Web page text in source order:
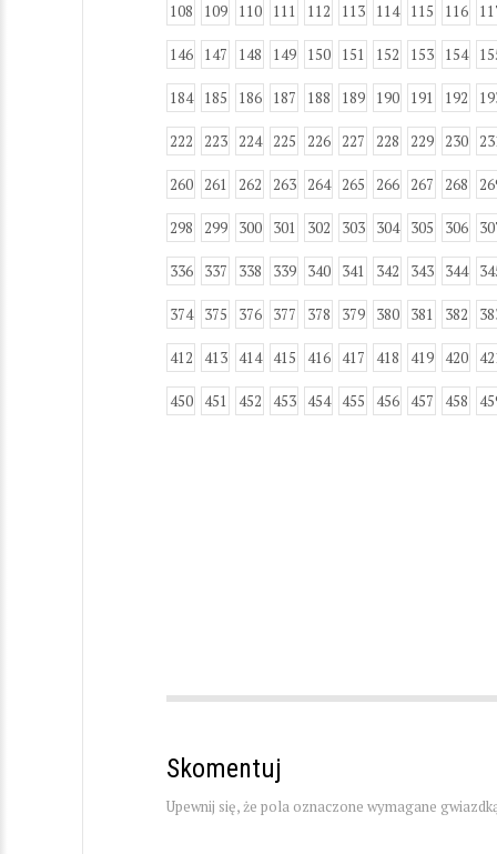
108 109 110 111 112 113 114 115 116
146 147 148 149 150 151 152 153 154
184 185 186 187 188 189 190 191 192
222 223 224 225 226 227 228 229 230
260 261 262 263 264 265 266 267 268
298 299 300 301 302 303 304 305 306
336 337 338 339 340 341 342 343 344
374 375 376 377 378 379 380 381 382
412 413 414 415 416 417 418 419 420
450 451 452 453 454 455 456 457 458
Skomentuj
Upewnij się, że pola oznaczone wymagane